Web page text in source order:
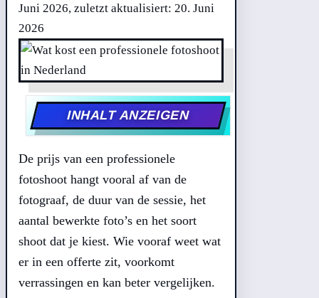
Juni 2026, zuletzt aktualisiert: 20. Juni
2026
INHALT ANZEIGEN
De prijs van een professionele
fotoshoot hangt vooral af van de
fotograaf, de duur van de sessie, het
aantal bewerkte foto’s en het soort
shoot dat je kiest. Wie vooraf weet wat
er in een offerte zit, voorkomt
verrassingen en kan beter vergelijken.